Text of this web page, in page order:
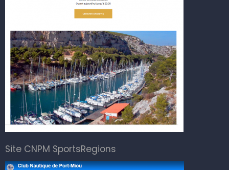
Site CNPM SportsRegions